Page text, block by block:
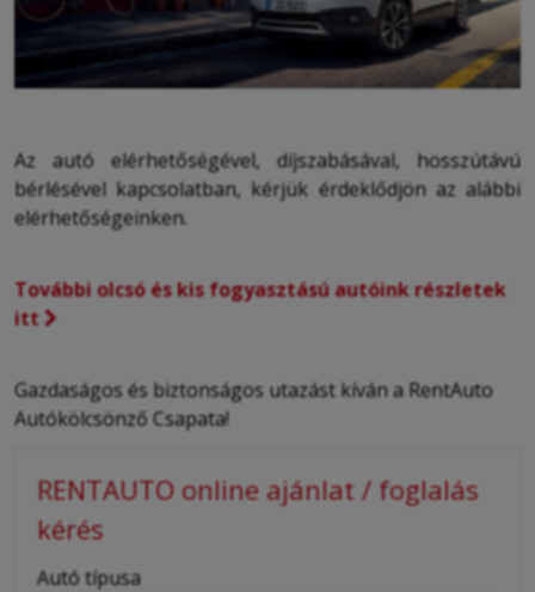
Az autó elérhetőségével, díjszabásával, hosszútávú
bérlésével kapcsolatban, kérjük érdeklődjön az alábbi
elérhetőségeinken.
További olcsó és kis fogyasztású autóink részletek
itt
Gazdaságos és biztonságos utazást kíván a RentAuto
Autókölcsönző Csapata!
RENTAUTO online ajánlat / foglalás
kérés
Autó típusa